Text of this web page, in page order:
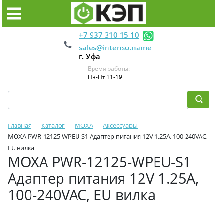
+7 937 310 15 10
sales@intenso.name
г. Уфа
Время работы:
Пн-Пт 11-19
Главная Каталог MOXA
Аксессуары
МOXA PWR-12125-WPEU-S1 Адаптер питания 12V 1.25A, 100-240VAC,
EU вилка
МOXA PWR-12125-WPEU-S1
Адаптер питания 12V 1.25A,
100-240VAC, EU вилка